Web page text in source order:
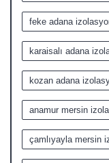
feke adana
karaisalı adana
kozan adana
anamur mersin
çamlıyayla mersin